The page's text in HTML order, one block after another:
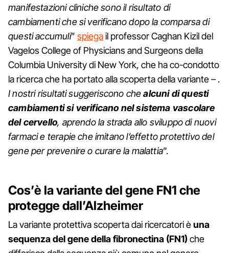
manifestazioni cliniche sono il risultato di
cambiamenti che si verificano dopo la comparsa di
questi accumuli” spiegail professor Caghan Kizil del
Vagelos College of Physicians and Surgeons della
Columbia University di New York, che ha co-condotto
la ricerca che ha portato alla scoperta della variante – .
I nostri risultati suggeriscono chealcuni di questi
cambiamenti si verificano nel sistema vascolare
del cervello, aprendo la strada allo sviluppo di nuovi
farmaci e terapie che imitano l’effetto protettivo del
gene per prevenire o curare la malattia”.
Cos’è la variante del gene FN1 che
protegge dall’Alzheimer
La variante protettiva scoperta dai ricercatori èuna
sequenza del gene della fibronectina (FN1) che